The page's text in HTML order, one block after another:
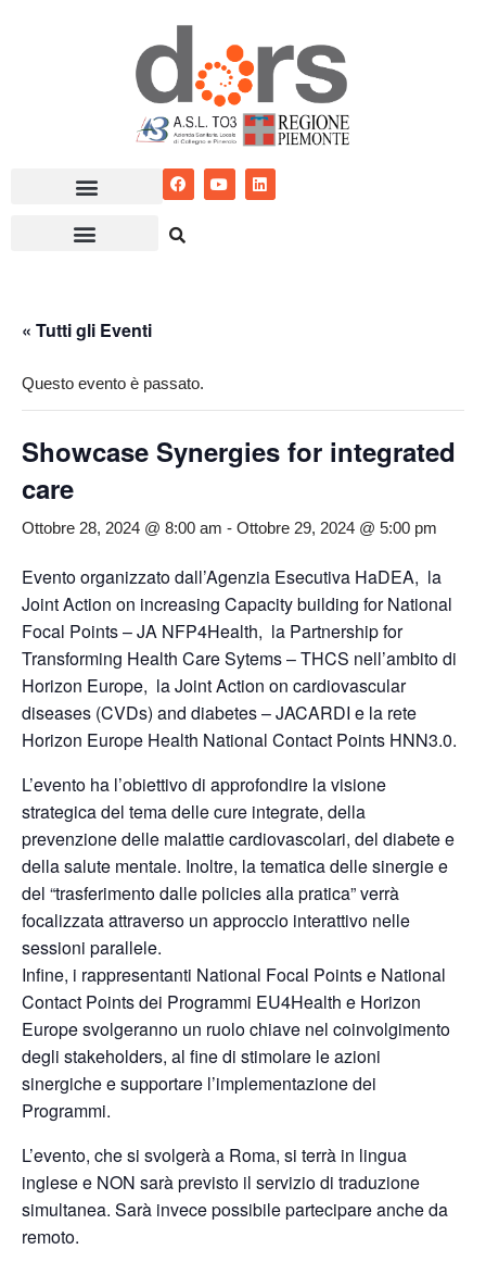
« Tutti gli Eventi
Questo evento è passato.
Showcase Synergies for integrated
care
Ottobre 28, 2024 @ 8:00 am - Ottobre 29, 2024 @ 5:00 pm
Evento organizzato dall’Agenzia Esecutiva HaDEA, la
Joint Action on increasing Capacity building for National
Focal Points – JA NFP4Health, la Partnership for
Transforming Health Care Sytems – THCS nell’ambito di
Horizon Europe, la Joint Action on cardiovascular
diseases (CVDs) and diabetes – JACARDI e la rete
Horizon Europe Health National Contact Points HNN3.0.
L’evento ha l’obiettivo di approfondire la visione
strategica del tema delle cure integrate, della
prevenzione delle malattie cardiovascolari, del diabete e
della salute mentale. Inoltre, la tematica delle sinergie e
del “trasferimento dalle policies alla pratica” verrà
focalizzata attraverso un approccio interattivo nelle
sessioni parallele.
Infine, i rappresentanti National Focal Points e National
Contact Points dei Programmi EU4Health e Horizon
Europe svolgeranno un ruolo chiave nel coinvolgimento
degli stakeholders, al fine di stimolare le azioni
sinergiche e supportare l’implementazione dei
Programmi.
L’evento, che si svolgerà a Roma, si terrà in lingua
inglese e NON sarà previsto il servizio di traduzione
simultanea. Sarà invece possibile partecipare anche da
remoto.